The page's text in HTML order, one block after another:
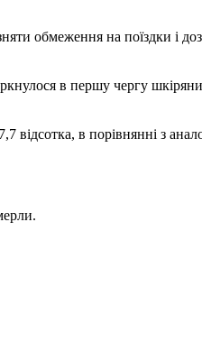
обмеження на поїздки і
в першу чергу
відсотка, в порівнянні з